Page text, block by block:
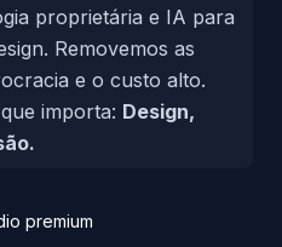
proprietária e IA para
Removemos as
e o custo alto.
importa: Design,
premium